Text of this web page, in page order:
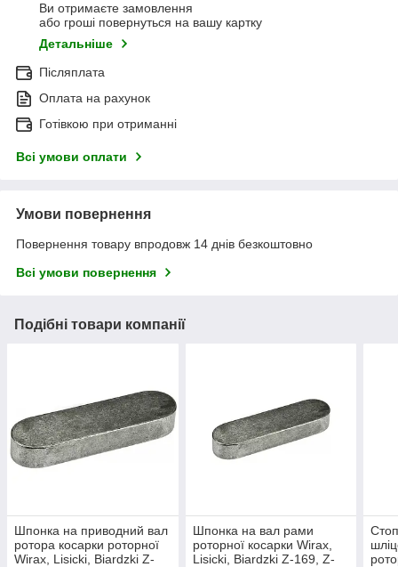
Ви отримаєте замовлення
або гроші повернуться на вашу картку
Детальніше
Післяплата
Оплата на рахунок
Готівкою при отриманні
Всі умови оплати
Умови повернення
Повернення товару впродовж 14 днів безкоштовно
Всі умови повернення
Подібні товари компанії
Шпонка на приводний вал
ротора косарки роторної
Wirax, Lisicki, Biardzki Z-
Шпонка на вал рами
роторної косарки Wirax,
Lisicki, Biardzki Z-169, Z-